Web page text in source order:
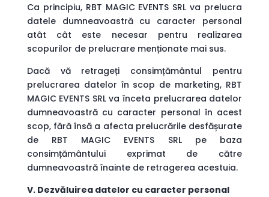
Ca principiu, RBT MAGIC EVENTS SRL va prelucra
datele dumneavoastră cu caracter personal
atât cât este necesar pentru realizarea
scopurilor de prelucrare menționate mai sus.
Dacă vă retrageți consimțământul pentru
prelucrarea datelor în scop de marketing, RBT
MAGIC EVENTS SRL va înceta prelucrarea datelor
dumneavoastră cu caracter personal în acest
scop, fără însă a afecta prelucrările desfășurate
de RBT MAGIC EVENTS SRL pe baza
consimțământului exprimat de către
dumneavoastră înainte de retragerea acestuia.
V. Dezvăluirea datelor cu caracter personal